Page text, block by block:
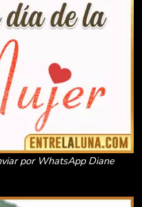
por WhatsApp Diane